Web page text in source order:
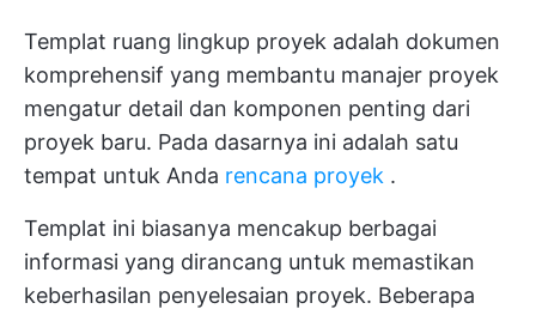
Templat ruang lingkup proyek adalah dokumen
komprehensif yang membantu manajer proyek
mengatur detail dan komponen penting dari
proyek baru. Pada dasarnya ini adalah satu
tempat untuk Anda rencana proyek .
Templat ini biasanya mencakup berbagai
informasi yang dirancang untuk memastikan
keberhasilan penyelesaian proyek. Beberapa